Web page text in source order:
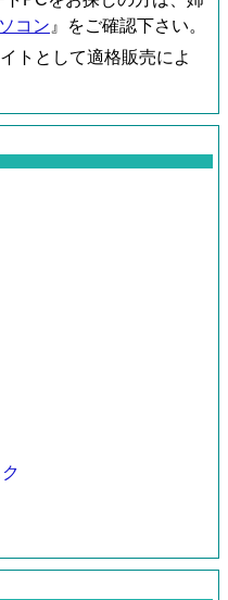
コン 』をご確認下さい。
トとして適格販売によ